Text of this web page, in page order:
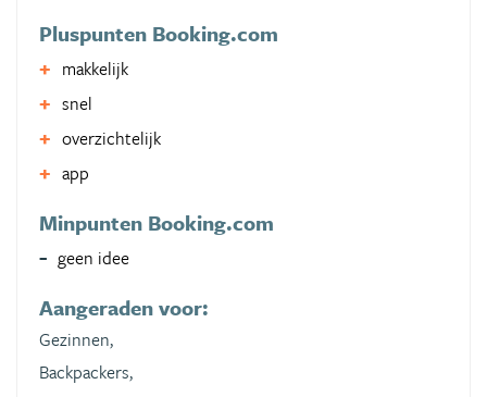
Pluspunten Booking.com
makkelijk
snel
overzichtelijk
app
Minpunten Booking.com
geen idee
Aangeraden voor:
Gezinnen,
Backpackers,